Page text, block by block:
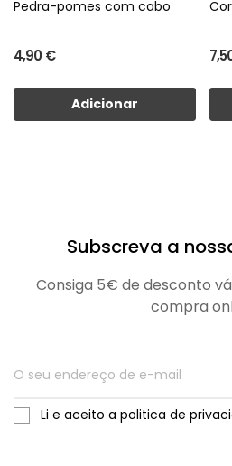
Pedra-pomes com cabo
4,90 €
Adicionar
Subscreva a
Consiga 5€ de desconto
compra
Li e aceito a politica de